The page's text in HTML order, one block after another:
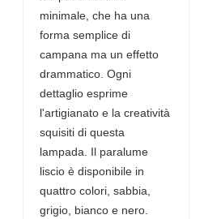
minimale, che ha una
forma semplice di
campana ma un effetto
drammatico. Ogni
dettaglio esprime
l'artigianato e la creatività
squisiti di questa
lampada. Il paralume
liscio è disponibile in
quattro colori, sabbia,
grigio, bianco e nero.